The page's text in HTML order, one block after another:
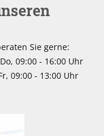
Sie gerne:
09:00 - 16:00 Uhr
09:00 - 13:00 Uhr